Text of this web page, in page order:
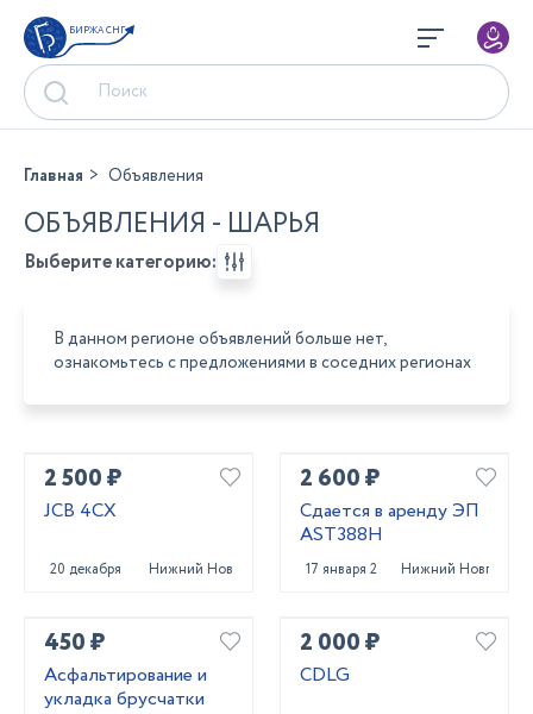
БИРЖА СНГ
Главная Объявления
ОБЪЯВЛЕНИЯ - ШАРЬЯ
Выберите категорию:
В данном регионе объявлений больше нет,
ознакомьтесь с предложениями в соседних регионах
2 500 ₽
JCB 4CX
20 декабря 2023Нижний Новгород
2 600 ₽
Сдается в аренду ЭП
AST388H
17 января 2025 Нижний Новгород
450 ₽
Асфальтирование и
укладка брусчатки
2 000 ₽
CDLG